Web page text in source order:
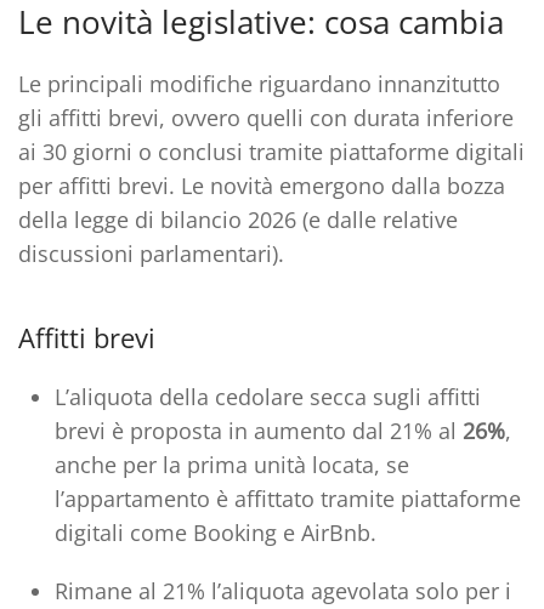
Le novità legislative: cosa cambia
Le principali modifiche riguardano innanzitutto
gli affitti brevi, ovvero quelli con durata inferiore
ai 30 giorni o conclusi tramite piattaforme digitali
per affitti brevi. Le novità emergono dalla bozza
della legge di bilancio 2026 (e dalle relative
discussioni parlamentari).
Affitti brevi
L’aliquota della cedolare secca sugli affitti
brevi è proposta in aumento dal 21% al 26%,
anche per la prima unità locata, se
l’appartamento è affittato tramite piattaforme
digitali come Booking e AirBnb.
Rimane al 21% l’aliquota agevolata solo per i